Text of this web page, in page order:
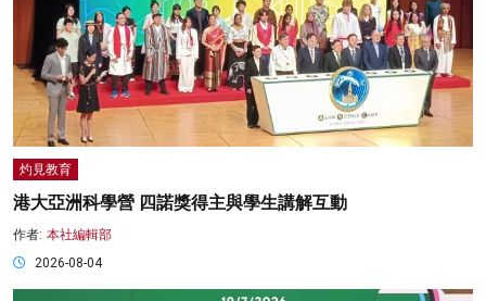
灼見教育
港大亞洲科學營 四諾獎得主與學生講解互動
作者: 本社編輯部
2026-08-04